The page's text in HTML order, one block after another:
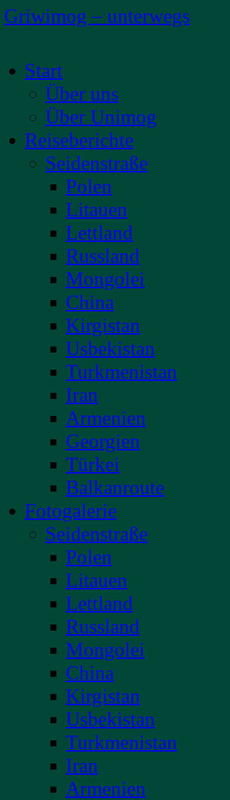
Griwimog – unterwegs
Inhalt
springenStart
Über uns
Über Unimog
Reiseberichte
Seidenstraße
Polen
Litauen
Lettland
Russland
Mongolei
China
Kirgistan
Usbekistan
Turkmenistan
Iran
Armenien
Georgien
Türkei
Balkanroute
Fotogalerie
Seidenstraße
Polen
Litauen
Lettland
Russland
Mongolei
China
Kirgistan
Usbekistan
Turkmenistan
Iran
Armenien